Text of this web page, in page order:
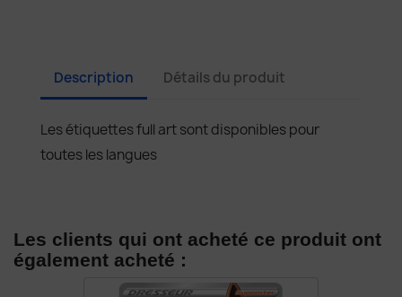
Description Détails du produit
Les étiquettes full art sont disponibles pour
toutes les langues
Les clients qui ont acheté ce produit ont
également acheté :